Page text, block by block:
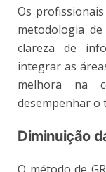
Os
metodologia
clareza de
integrar as
melhora na
desempenhar o
Diminuição